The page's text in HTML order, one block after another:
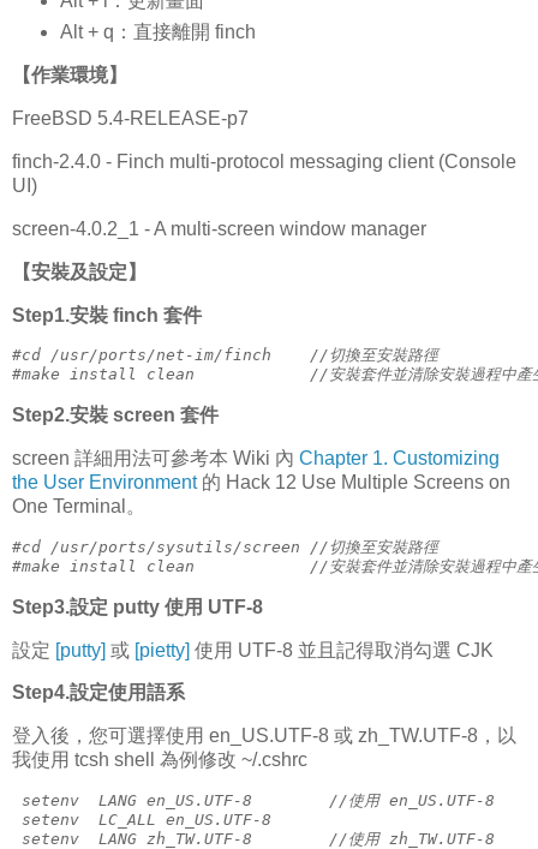
Alt + q：直接離開 finch
【作業環境】
FreeBSD 5.4-RELEASE-p7
finch-2.4.0 - Finch multi-protocol messaging client (Console
UI)
screen-4.0.2_1 - A multi-screen window manager
【安裝及設定】
Step1.安裝 finch 套件
#cd /usr/ports/net-im/finch    //切換至安裝路徑
#make install clean            //安裝套件並清除安裝過程中產生
Step2.安裝 screen 套件
screen 詳細用法可參考本 Wiki 內 Chapter 1. Customizing
the User Environment的 Hack 12 Use Multiple Screens on
One Terminal。
#cd /usr/ports/sysutils/screen //切換至安裝路徑
#make install clean            //安裝套件並清除安裝過程中產生
Step3.設定 putty 使用 UTF-8
設定 [putty] 或 [pietty] 使用 UTF-8 並且記得取消勾選 CJK
Step4.設定使用語系
登入後，您可選擇使用 en_US.UTF-8 或 zh_TW.UTF-8，以
我使用 tcsh shell 為例修改 ~/.cshrc
setenv  LANG en_US.UTF-8        //使用 en_US.UTF-8
setenv  LC_ALL en_US.UTF-8
setenv  LANG zh_TW.UTF-8        //使用 zh_TW.UTF-8